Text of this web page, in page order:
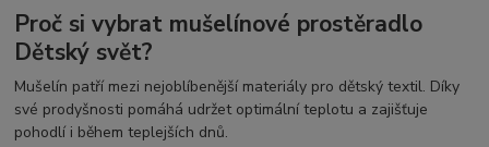
Proč si vybrat mušelínové prostěradlo
Dětský svět?
Mušelín patří mezi nejoblíbenější materiály pro dětský textil. Díky
své prodyšnosti pomáhá udržet optimální teplotu a zajišťuje
pohodlí i během teplejších dnů.